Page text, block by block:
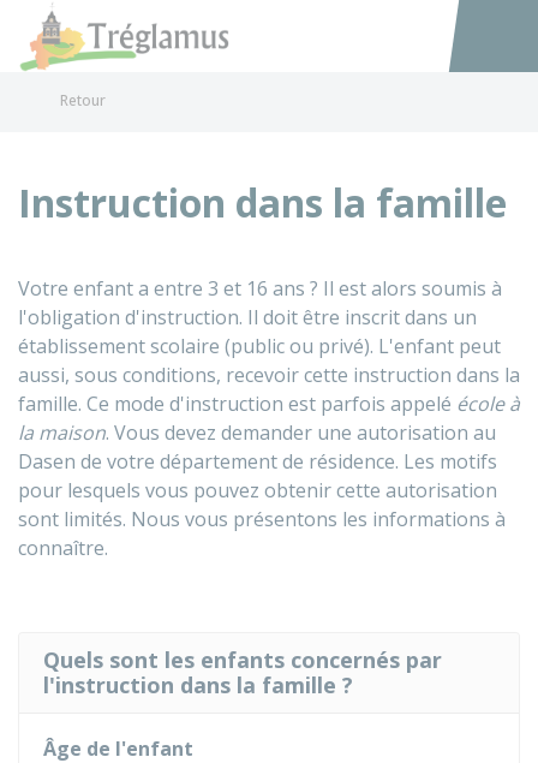
Accéder
Retour
Instruction dans la famille
Votre enfant a entre 3 et 16 ans ? Il est alors soumis à
l'obligation d'instruction. Il doit être inscrit dans un
établissement scolaire (public ou privé). L'enfant peut
aussi, sous conditions, recevoir cette instruction dans la
famille. Ce mode d'instruction est parfois appelé école à
la maison. Vous devez demander une autorisation au
Dasen de votre département de résidence. Les motifs
pour lesquels vous pouvez obtenir cette autorisation
sont limités. Nous vous présentons les informations à
connaître.
Quels sont les enfants concernés par
l'instruction dans la famille ?
Âge de l'enfant